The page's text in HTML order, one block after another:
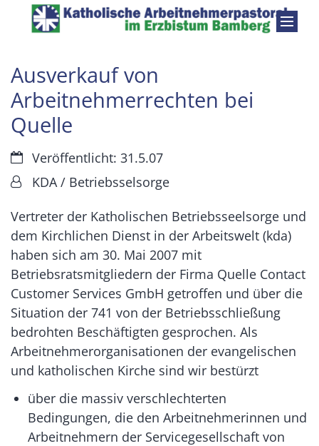
Zum Inhalt springen
Ausverkauf von
Arbeitnehmerrechten bei
Quelle
Datum:Veröffentlicht: 31.5.07
Von:KDA / Betriebsselsorge
Vertreter der Katholischen Betriebsseelsorge und
dem Kirchlichen Dienst in der Arbeitswelt (kda)
haben sich am 30. Mai 2007 mit
Betriebsratsmitgliedern der Firma Quelle Contact
Customer Services GmbH getroffen und über die
Situation der 741 von der Betriebsschließung
bedrohten Beschäftigten gesprochen. Als
Arbeitnehmerorganisationen der evangelischen
und katholischen Kirche sind wir bestürzt
über die massiv verschlechterten
Bedingungen, die den Arbeitnehmerinnen und
Arbeitnehmern der Servicegesellschaft von